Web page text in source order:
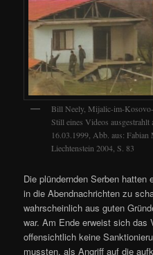
Bill Neely, Mijalic-im-
Still eines Videos
16.03.1999, Abb. aus:
Liechtenstein 2004, S. 83
Die plündernden Serben
in die Abendnachrichten zu
wahrscheinlich aus guten
war. Am Ende erweist sich das
offensichtlich keine
mussten, als Angriff auf die